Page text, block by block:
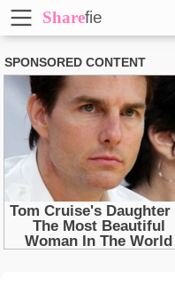
Sharefie